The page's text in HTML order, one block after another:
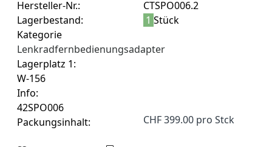
Hersteller-Nr.:
CTSPO006.2
Lagerbestand:
1 Stück
Kategorie
Lenkradfernbedienungsadapter
Lagerplatz 1:
W-156
Info:
42SPO006
Packungsinhalt:
CHF 399.00 pro Stck